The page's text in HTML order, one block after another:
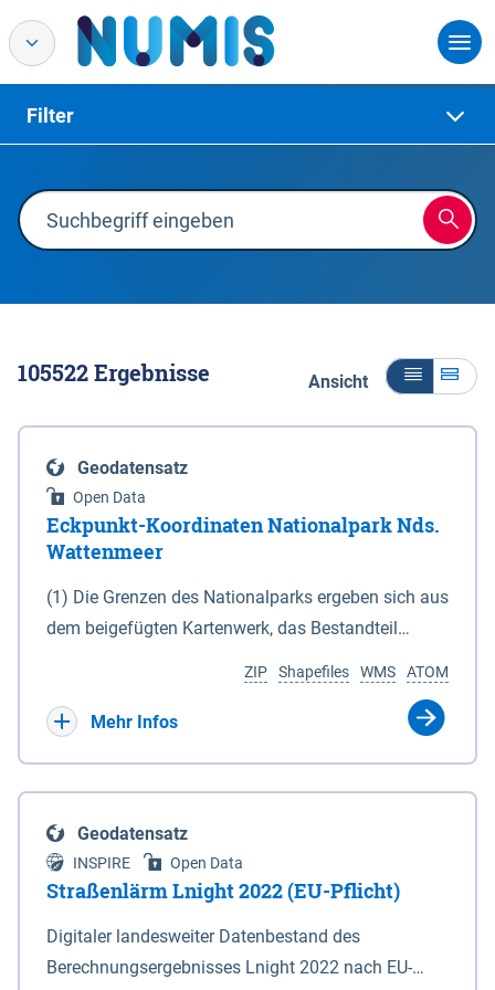
Filter
105522Ergebnisse Ansicht
Geodatensatz
Open Data
Eckpunkt-Koordinaten Nationalpark Nds.
Wattenmeer
(1) Die Grenzen des Nationalparks ergeben sich aus
dem beigefügten Kartenwerk, das Bestandteil
(DTK) im Maßstab 1 : 100 000 (Anlage 2), 2.
verkleinerte Amtliche Karte 1 : 5 000 (AK5) im
projizierte Koordinaten im Europäischen
Terrestrischen Referenzsystem 1989 (ETRS 89) mit
der Universalen Transversalen Mercator-Abbildung
bezogen auf die Zone 32 N (UTM 32N) dargestellt
(Anlage 4); Gleiches gilt für die geografischen
ATOM
WMS
Shapefiles
ZIP
Mehr Infos
Geodatensatz
INSPIRE Open Data
Straßenlärm Lnight 2022 (EU-Pflicht)
Digitaler landesweiter Datenbestand des
Berechnungsergebnisses Lnight 2022 nach EU-